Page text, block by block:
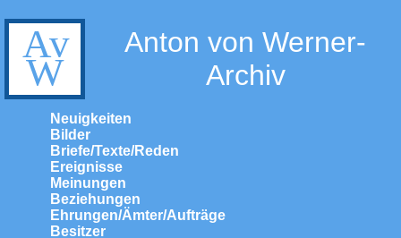
Anton von Werner-
Archiv
Neuigkeiten
Bilder
Briefe/Texte/Reden
Ereignisse
Meinungen
Beziehungen
Ehrungen/Ämter/Aufträge
Besitzer